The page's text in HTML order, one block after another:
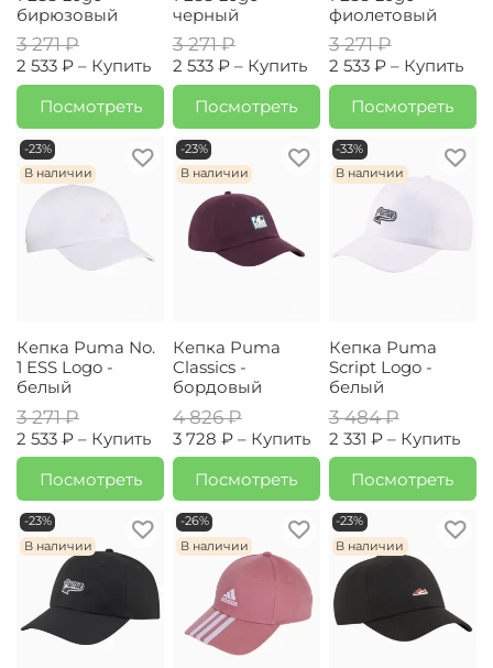
бирюзовый
3 271 ₽
2 533 ₽ – Купить
Посмотреть
черный
3 271 ₽
2 533 ₽ – Купить
Посмотреть
фиолетовый
3 271 ₽
2 533 ₽ – Купить
Посмотреть
-23%
В наличии
Кепка Puma No.
1 ESS Logo -
белый
3 271 ₽
2 533 ₽ – Купить
Посмотреть
-23%
В наличии
Кепка Puma
Classics -
бордовый
4 826 ₽
3 728 ₽ – Купить
Посмотреть
-33%
В наличии
Кепка Puma
Script Logo -
белый
3 484 ₽
2 331 ₽ – Купить
Посмотреть
-23%
В наличии
-26%
В наличии
-23%
В наличии